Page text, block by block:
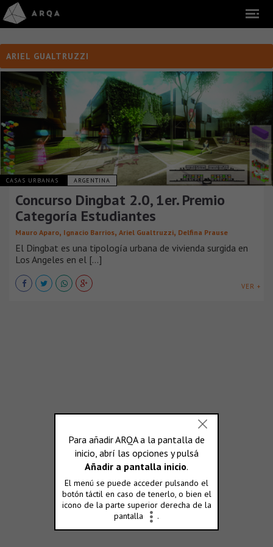
ARIEL GUALTRUZZI
CASAS URBANAS ARGENTINA
Concurso Dingbat 2.0, 1er. Premio
Categoría Estudiantes
Mauro Aparo, Ignacio Barrios, Ariel Gualtruzzi, Delfina Prause
El Dingbat es una tipología urbana de vivienda surgida en
Los Angeles en el [...]
VER +